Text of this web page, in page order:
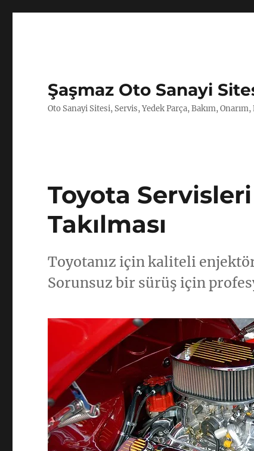
Şaşmaz Oto Sanayi
Oto Sanayi Sitesi, Servis, Yedek Parça, Bakım,
Toyota
Takılması
Toyotanız için kaliteli
Sorunsuz bir sürüş için